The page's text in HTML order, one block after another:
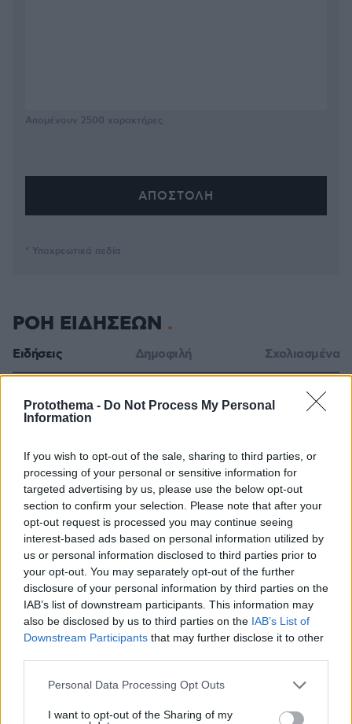
Protothema - Do Not Process My Personal
Information
If you wish to opt-out of the sale, sharing to third parties, or
processing of your personal or sensitive information for
targeted advertising by us, please use the below opt-out
section to confirm your selection. Please note that after your
opt-out request is processed you may continue seeing
interest-based ads based on personal information utilized by
us or personal information disclosed to third parties prior to
your opt-out. You may separately opt-out of the further
disclosure of your personal information by third parties on the
IAB’s list of downstream participants. This information may
also be disclosed by us to third parties on the IAB’s List of
Downstream Participants that may further disclose it to other
Please note that this website/app uses one or more Google
not limited to your visit or usage behaviour. You may click to
Personal Data Processing Opt Outs
I want to opt-out of the Sharing of my
Απομένουν 2500 χαρακτήρες
* Υποχρεωτικά πεδία
ΡΟΗ ΕΙΔΗΣΕΩΝ
Ειδήσεις Δημοφιλή Σχολιασμένα
Βλάβη, ατύχημα ή πρόβλημα στο ταξίδι; Η κάλυψη που
πολλοί αγνοούν
Χαλαρή έξοδος για τον Κυριάκο Μητσοτάκη και τη
σύζυγό του Μαρέβα στα Χανιά, φωτογραφίες
«Θα μπορούσε να συμβεί σύντομα»: Αισιόδοξος ξανά ο
Τραμπ για το τέλος του πολέμου με το Ιράν, «δεν
νομίζω ότι μπορούν ν' αντέξουν πολύ ακόμα»
πριν 16 λεπτά
Διακοπές στη Σίκινο
πριν 27 λεπτά
Ο Τραμπ θα απαγορεύσει τη χορήγηση υπηκοότητας στα
παιδιά αλλοδαπών που πηγαίνουν στις ΗΠΑ για να
γεννήσουν
πριν 28 λεπτά
πριν 40 λεπτά